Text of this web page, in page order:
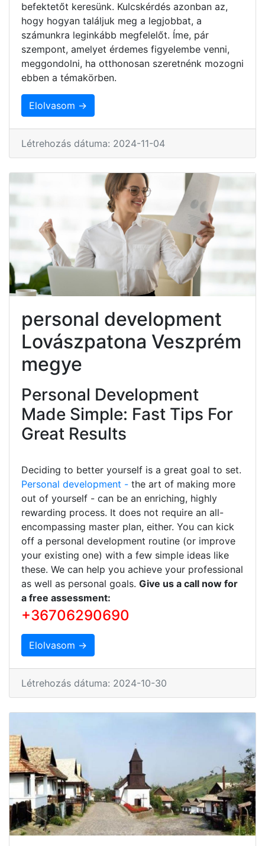
befektetőt keresünk. Kulcskérdés azonban az,
hogy hogyan találjuk meg a legjobbat, a
számunkra leginkább megfelelőt. Íme, pár
szempont, amelyet érdemes figyelembe venni,
meggondolni, ha otthonosan szeretnénk mozogni
ebben a témakörben.
Elolvasom →
Létrehozás dátuma: 2024-11-04
personal development
Lovászpatona Veszprém
megye
Personal Development
Made Simple: Fast Tips For
Great Results
Deciding to better yourself is a great goal to set.
Personal development - the art of making more
out of yourself - can be an enriching, highly
rewarding process. It does not require an all-
encompassing master plan, either. You can kick
off a personal development routine (or improve
your existing one) with a few simple ideas like
these. We can help you achieve your professional
as well as personal goals. Give us a call now for
a free assessment:
+36706290690
Elolvasom →
Létrehozás dátuma: 2024-10-30